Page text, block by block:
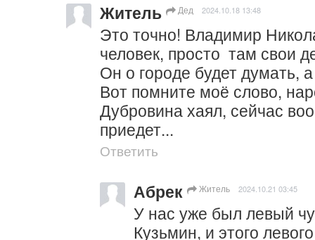
Житель Дед 2024.10.18 13:48
Это точно! Владимир
человек, просто  там свои
Он о городе будет думать,
Вот помните моё слово,
Дубровина хаял, сейчас
приедет...
Ответить
Абрек Житель 2024.10.21 03:45
У нас уже был левый
Кузьмин, и этого